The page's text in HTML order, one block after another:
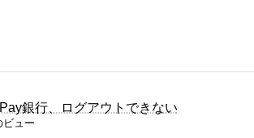
銀行、ログアウトできない
ビュー